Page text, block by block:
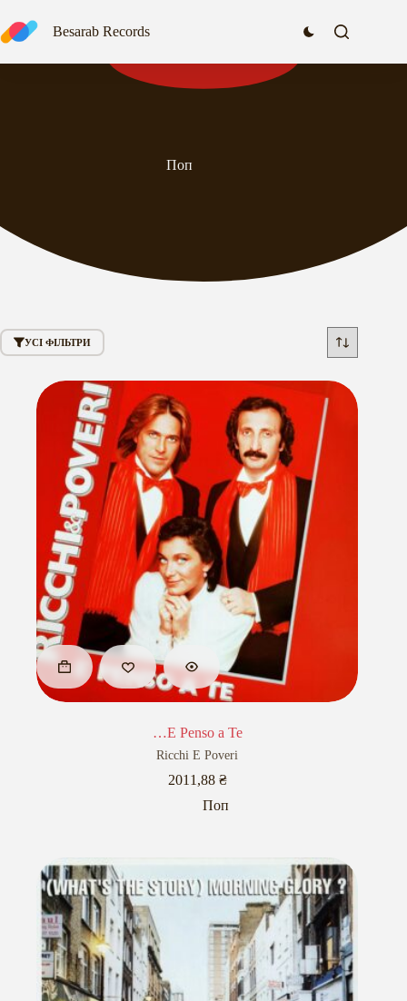
до
вмісту
Besarab Records
Поп
УСІ ФІЛЬТРИ
…E Penso a Te
Ricchi E Poveri
2011,88 ₴
Поп